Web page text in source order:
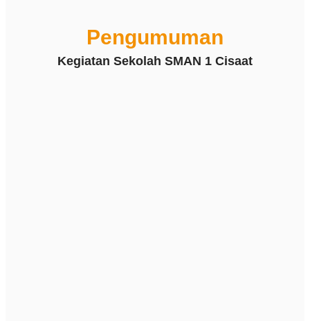
Pengumuman
Kegiatan Sekolah SMAN 1 Cisaat